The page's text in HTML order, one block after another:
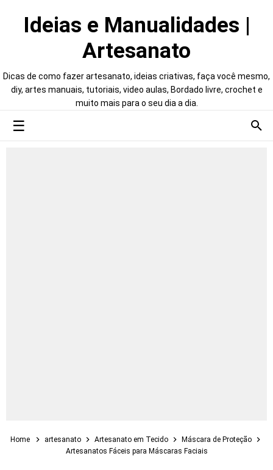
Ideias e Manualidades |
Artesanato
Dicas de como fazer artesanato, ideias criativas, faça você mesmo,
diy, artes manuais, tutoriais, video aulas, Bordado livre, crochet e
muito mais para o seu dia a dia.
Home artesanato Artesanato em Tecido
Máscara de Proteção
Artesanatos Fáceis para Máscaras Faciais